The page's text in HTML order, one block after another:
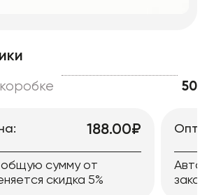
50
188.00₽
общую сумму от
скидка 5%